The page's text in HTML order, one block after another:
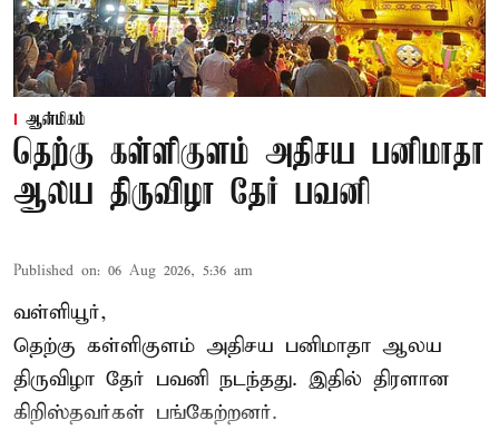
ஆன்மிகம்
தெற்கு கள்ளிகுளம் அதிசய பனிமாதா
ஆலய திருவிழா தேர் பவனி
Published on: 06 Aug 2026, 5:36 am
வள்ளியூர்,
தெற்கு கள்ளிகுளம் அதிசய பனிமாதா ஆலய
திருவிழா தேர் பவனி நடந்தது. இதில் திரளான
கிறிஸ்தவர்கள் பங்கேற்றனர்.